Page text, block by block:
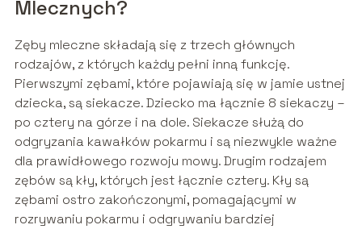
Mlecznych?
Zęby mleczne składają się z trzech głównych
rodzajów, z których każdy pełni inną funkcję.
Pierwszymi zębami, które pojawiają się w jamie ustnej
dziecka, są siekacze. Dziecko ma łącznie 8 siekaczy –
po cztery na górze i na dole. Siekacze służą do
odgryzania kawałków pokarmu i są niezwykle ważne
dla prawidłowego rozwoju mowy. Drugim rodzajem
zębów są kły, których jest łącznie cztery. Kły są
zębami ostro zakończonymi, pomagającymi w
rozrywaniu pokarmu i odgrywaniu bardziej